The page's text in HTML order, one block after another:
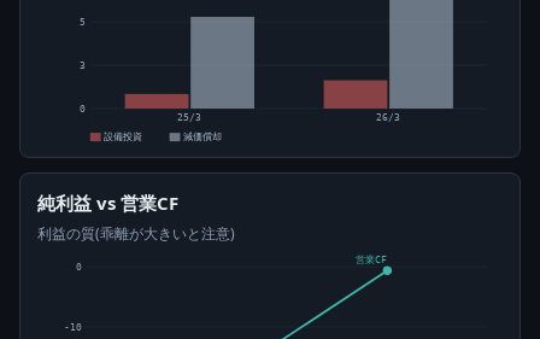
0
3
5
25/3
26/3
設備投資
減価償却
純利益 vs 営業CF
利益の質(乖離が大きいと注意)
-10
0
営業CF